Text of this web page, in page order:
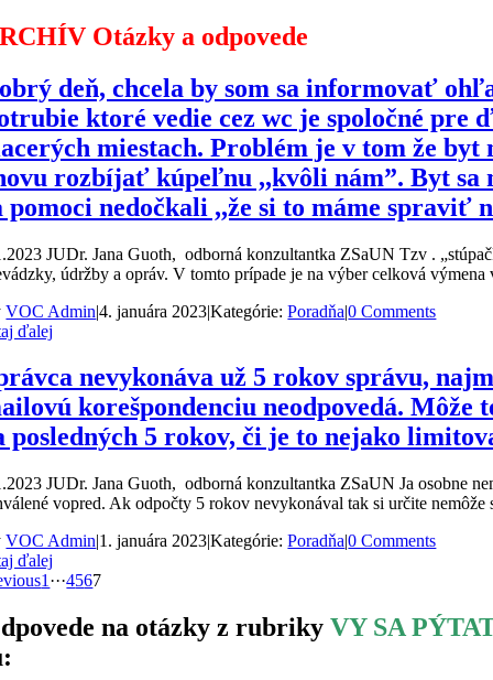
Otázky a odpovede
deň, chcela by som sa informovať
ktoré vedie cez wc je spoločné pre
miestach. Problém je v tom že
rozbíjať kúpeľnu ,,kvôli nám”. Byt sa
pomoci nedočkali ,,že si to máme
JUDr. Jana Guoth, odborná konzultantka ZSaUN Tzv .
údržby a opráv. V tomto prípade je na výber celková
VOC Admin|4. januára 2023|Kategórie:Poradňa|0 Comments
ďalej
nevykonáva už 5 rokov správu,
korešpondenciu neodpovedá.
posledných 5 rokov, či je to nejako
JUDr. Jana Guoth, odborná konzultantka ZSaUN Ja osobne
vopred. Ak odpočty 5 rokov nevykonával tak si určite nemôže
VOC Admin|1. januára 2023|Kategórie:Poradňa|0 Comments
ďalej
1 ···4567
na otázky z rubrikyVY SA